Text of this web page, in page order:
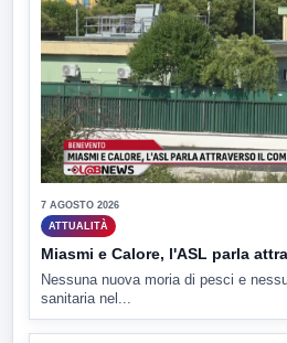
7 AGOSTO 2026
ATTUALITÀ
Miasmi e Calore, l'ASL parla
Nessuna nuova moria di pesci e
sanitaria nel...